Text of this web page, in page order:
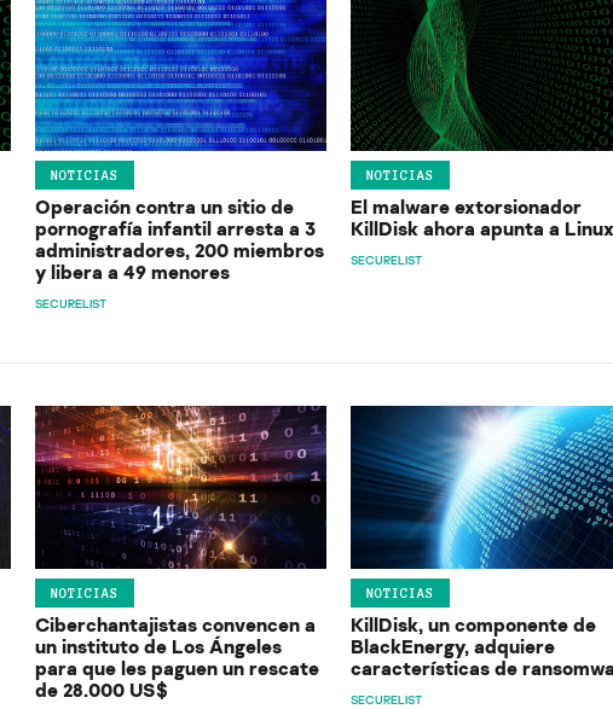
NOTICIAS
Operación contra un sitio de
pornografía infantil arresta a 3
administradores, 200 miembros
y libera a 49 menores
SECURELIST
NOTICIAS
El malware extorsionador
KillDisk ahora apunta a Linux
SECURELIST
NOTICIAS
Ciberchantajistas convencen a
un instituto de Los Ángeles
para que les paguen un rescate
de 28.000 US$
NOTICIAS
KillDisk, un componente de
BlackEnergy, adquiere
características de
SECURELIST